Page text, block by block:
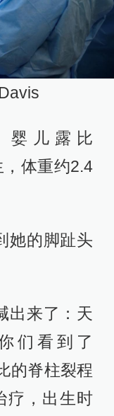
婴儿露比
，体重约2.4
她的脚趾头
出来了：天
们看到了
的脊柱裂程
疗，出生时